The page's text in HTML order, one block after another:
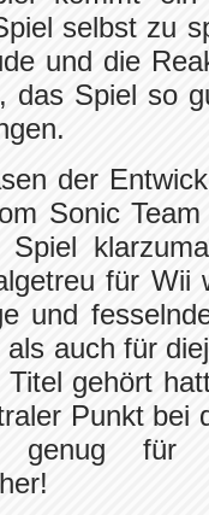
selbst zu
und die
das Spiel so
der
Sonic
für Wii
und
auch für
gehört
Punkt bei
genug für